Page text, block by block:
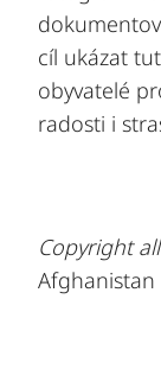
cíl ukázat
obyvatelé
radosti i
Copyright
Afghanistan